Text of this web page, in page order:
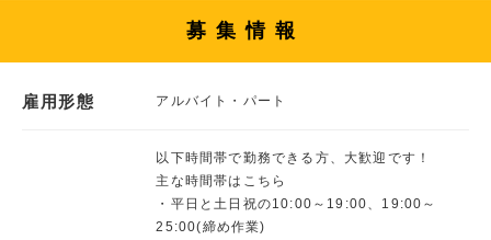
募集情報
雇用形態 アルバイト・パート
以下時間帯で勤務できる方、大歓迎です！
主な時間帯はこちら
・平日と土日祝の10:00～19:00、19:00～
25:00(締め作業)